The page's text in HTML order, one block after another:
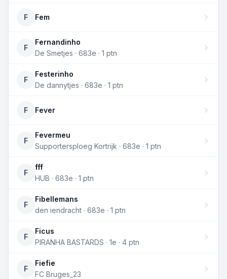
F Fem
F
Fernandinho
De Smetjes · 683e · 1 ptn
F
Festerinho
De dannytjes · 683e · 1 ptn
F Fever
F
Fevermeu
Supportersploeg Kortrijk · 683e · 1 ptn
F
fff
HUB · 683e · 1 ptn
F
Fibellemans
den iendracht · 683e · 1 ptn
F
Ficus
PIRANHA BASTARDS · 1e · 4 ptn
F
Fiefie
FC Bruges_23